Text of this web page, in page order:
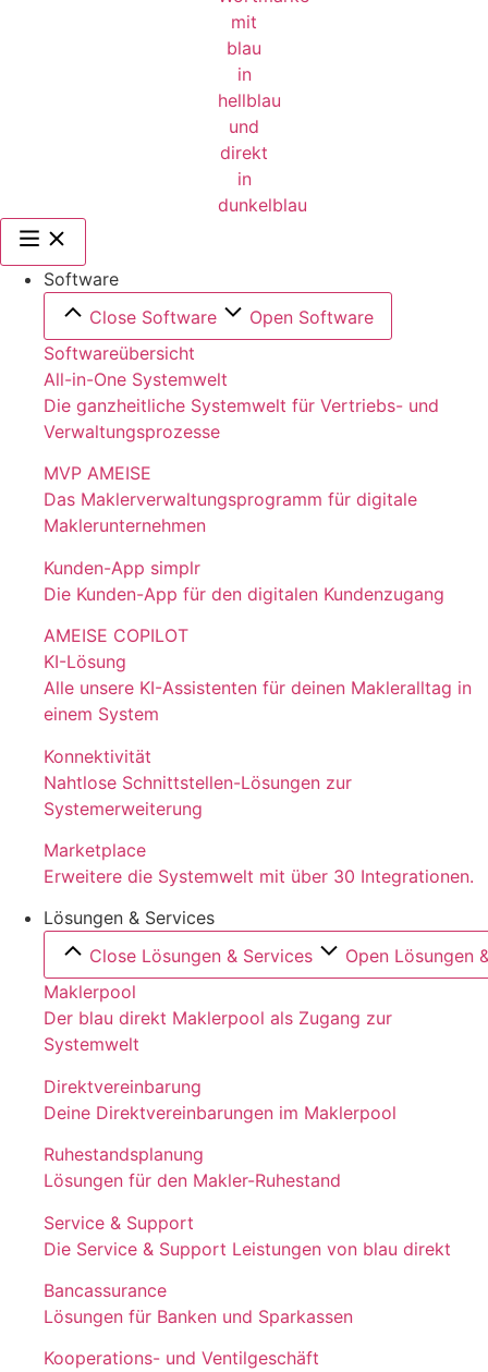
Software
Close Software
Open Software
Softwareübersicht
All-in-One Systemwelt
Die ganzheitliche Systemwelt für Vertriebs- und
Verwaltungsprozesse
MVP AMEISE
Das Maklerverwaltungsprogramm für digitale
Maklerunternehmen
Kunden-App simplr
Die Kunden-App für den digitalen Kundenzugang
AMEISE COPILOT
KI-Lösung
Alle unsere KI-Assistenten für deinen Makleralltag in
einem System
Konnektivität
Nahtlose Schnittstellen-Lösungen zur
Systemerweiterung
Marketplace
Erweitere die Systemwelt mit über 30 Integrationen.
Lösungen & Services
Close Lösungen & Services
Open Lösungen
Maklerpool
Der blau direkt Maklerpool als Zugang zur
Systemwelt
Direktvereinbarung
Deine Direktvereinbarungen im Maklerpool
Ruhestandsplanung
Lösungen für den Makler-Ruhestand
Service & Support
Die Service & Support Leistungen von blau direkt
Bancassurance
Lösungen für Banken und Sparkassen
Kooperations- und Ventilgeschäft